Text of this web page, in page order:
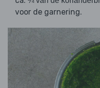
voor de garnering.